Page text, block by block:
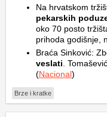
Na hrvatskom
pekarskih
oko 70 posto
prihoda godišnje,
Braća Sinković:
veslati .
(Nacional)
Brze i kratke